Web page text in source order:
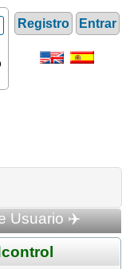
Registro Entrar
Usuario ✈️